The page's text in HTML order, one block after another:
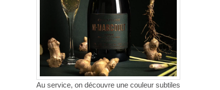
Au service, on découvre une couleur subtiles